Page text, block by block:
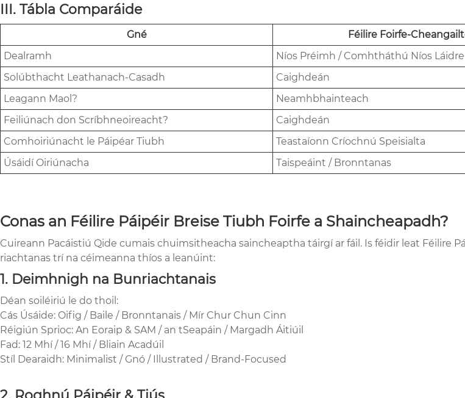
III. Tábla Comparáide
Gné Féilire Foirfe-
Dealramh
Níos Préimh / Comhtháthú Níos Láidre
Solúbthacht Leathanach-Casadh
Caighdeán
Leagann Maol?
Neamhbhainteach
Feiliúnach don Scríbhneoireacht?
Caighdeán
Comhoiriúnacht le Páipéar Tiubh
Teastaíonn Críochnú Speisialta
Úsáidí Oiriúnacha
Taispeáint / Bronntanas
Conas an Féilire Páipéir Breise Tiubh Foirfe a Shaincheapadh?
Cuireann Pacáistiú Qide cumais chuimsitheacha saincheaptha táirgí ar fáil. Is féidir leat Féilire
riachtanas trí na céimeanna thíos a leanúint:
1. Deimhnigh na Bunriachtanais
Déan soiléiriú le do thoil:
Cás Úsáide: Oifig / Baile / Bronntanais / Mír Chur Chun Cinn
Réigiún Sprioc: An Eoraip & SAM / an tSeapáin / Margadh Áitiúil
Fad: 12 Mhí / 16 Mhí / Bliain Acadúil
Stíl Dearaidh: Minimalist / Gnó / Illustrated / Brand-Focused